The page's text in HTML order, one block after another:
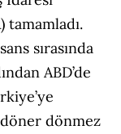
tamamladı.
sırasında
ABD’de
dönmez